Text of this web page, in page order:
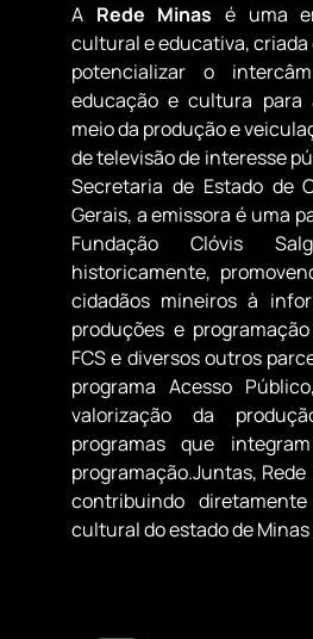
A Rede Minas é uma
cultural e educativa, criada
potencializar o
educação e cultura para
meio da produção e
de televisão de interesse
Secretaria de Estado de
Gerais, a emissora é uma
Fundação Clóvis
historicamente,
cidadãos mineiros à
produções e
FCS e diversos outros
programa Acesso
valorização da
programas que
programação.Juntas, Rede
contribuindo
cultural do estado de Minas